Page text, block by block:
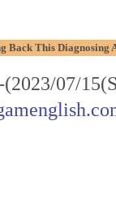
Back This Diagnosing
-(2023/07/